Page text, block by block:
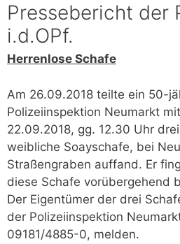
Pressebericht der
i.d.OPf.
Herrenlose Schafe
Am 26.09.2018 teilte ein 50-
Polizeiinspektion Neumarkt
22.09.2018, gg. 12.30 Uhr
weibliche Soayschafe, bei
Straßengraben auffand. Er
diese Schafe vorübergehend
Der Eigentümer der drei
der Polizeiinspektion
09181/4885-0, melden.